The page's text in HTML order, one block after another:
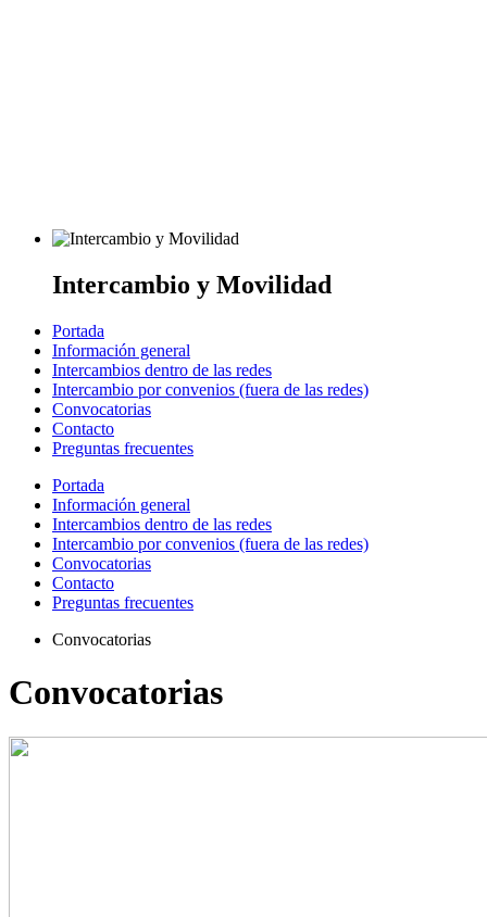
Intercambio y Movilidad
Portada
Información general
Intercambios dentro de las redes
Intercambio por convenios (fuera de las redes)
Convocatorias
Contacto
Preguntas frecuentes
Portada
Información general
Intercambios dentro de las redes
Intercambio por convenios (fuera de las redes)
Convocatorias
Contacto
Preguntas frecuentes
Convocatorias
Convocatorias